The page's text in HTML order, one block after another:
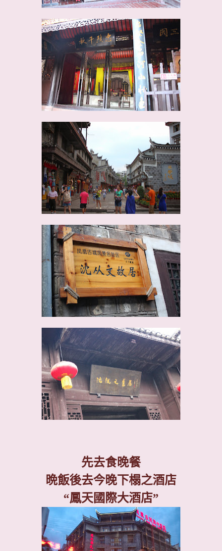
先去食晚餐
晩飯後去今晚下榻之酒店
“鳳天國際大酒店”